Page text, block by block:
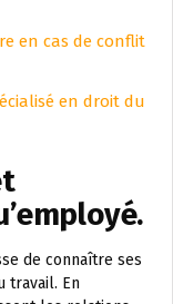
en cas de conflit
en droit du
de connaître ses
travail. En